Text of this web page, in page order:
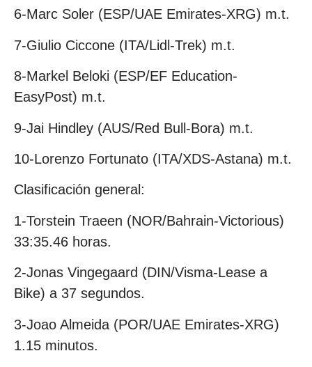
6-Marc Soler (ESP/UAE Emirates-XRG) m.t.
7-Giulio Ciccone (ITA/Lidl-Trek) m.t.
8-Markel Beloki (ESP/EF Education-
EasyPost) m.t.
9-Jai Hindley (AUS/Red Bull-Bora) m.t.
10-Lorenzo Fortunato (ITA/XDS-Astana) m.t.
Clasificación general:
1-Torstein Traeen (NOR/Bahrain-Victorious)
33:35.46 horas.
2-Jonas Vingegaard (DIN/Visma-Lease a
Bike) a 37 segundos.
3-Joao Almeida (POR/UAE Emirates-XRG)
1.15 minutos.